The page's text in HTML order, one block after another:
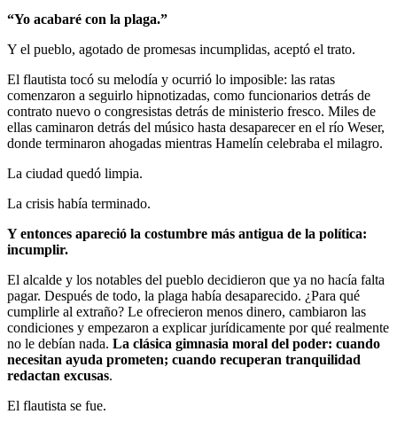
“Yo acabaré con la plaga.”
Y el pueblo, agotado de promesas incumplidas, aceptó el trato.
El flautista tocó su melodía y ocurrió lo imposible: las ratas
comenzaron a seguirlo hipnotizadas, como funcionarios detrás de
contrato nuevo o congresistas detrás de ministerio fresco. Miles de
ellas caminaron detrás del músico hasta desaparecer en el río Weser,
donde terminaron ahogadas mientras Hamelín celebraba el milagro.
La ciudad quedó limpia.
La crisis había terminado.
Y entonces apareció la costumbre más antigua de la política:
incumplir.
El alcalde y los notables del pueblo decidieron que ya no hacía falta
pagar. Después de todo, la plaga había desaparecido. ¿Para qué
cumplirle al extraño? Le ofrecieron menos dinero, cambiaron las
condiciones y empezaron a explicar jurídicamente por qué realmente
no le debían nada. La clásica gimnasia moral del poder: cuando
necesitan ayuda prometen; cuando recuperan tranquilidad
redactan excusas.
El flautista se fue.